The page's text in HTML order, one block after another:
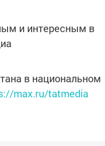
и интересным в
в национальном
max.ru/tatmedia